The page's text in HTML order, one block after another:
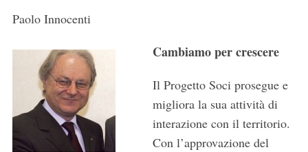
Paolo Innocenti
Cambiamo per crescere
Il Progetto Soci prosegue e
migliora la sua attività di
interazione con il territorio.
Con l’approvazione del